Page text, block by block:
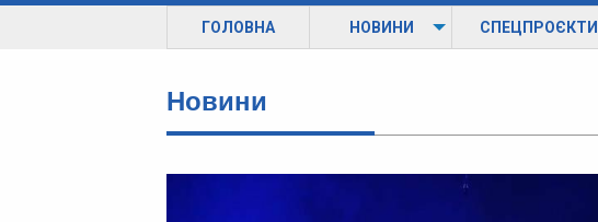
ГОЛОВНА НОВИНИ СПЕЦПРОЄКТИ
Новини